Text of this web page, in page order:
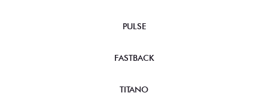
PULSE
FASTBACK
TITANO